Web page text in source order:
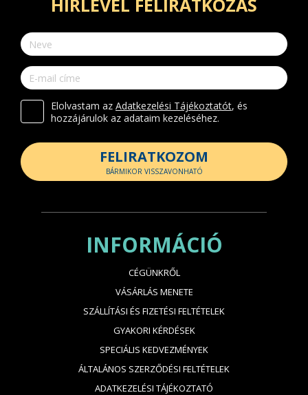
HÍRLEVÉL FELIRATKOZÁS
Elolvastam az Adatkezelési Tájékoztatót, és
hozzájárulok az adataim kezeléséhez.
FELIRATKOZOM
BÁRMIKOR VISSZAVONHATÓ
INFORMÁCIÓ
CÉGÜNKRŐL
VÁSÁRLÁS MENETE
SZÁLLÍTÁSI ÉS FIZETÉSI FELTÉTELEK
GYAKORI KÉRDÉSEK
SPECIÁLIS KEDVEZMÉNYEK
ÁLTALÁNOS SZERZŐDÉSI FELTÉTELEK
ADATKEZELÉSI TÁJÉKOZTATÓ